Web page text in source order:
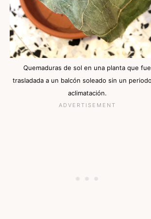
Quemaduras de sol en una planta que fue
trasladada a un balcón soleado sin un
aclimatación.